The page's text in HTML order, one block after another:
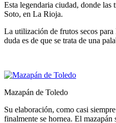
Esta legendaria ciudad, donde
Soto, en La Rioja.
La utilización de frutos secos
duda es de que se trata de una
Mazapán de Toledo
Su elaboración, como casi
finalmente se hornea. El